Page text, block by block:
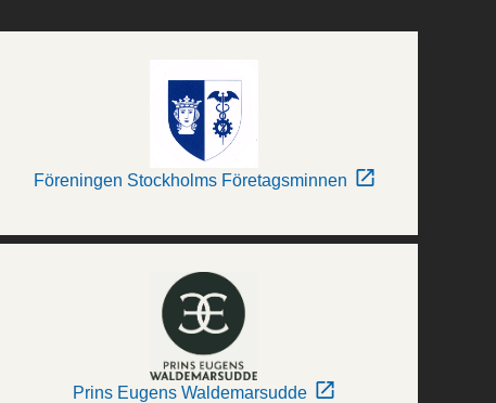
Föreningen Stockholms Företagsminnen
Prins Eugens Waldemarsudde